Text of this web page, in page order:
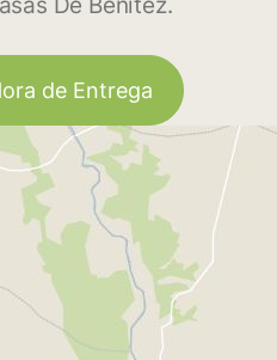
De Benitez.
de Entrega